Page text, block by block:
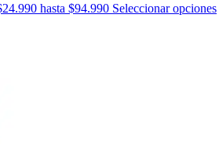
hasta $94.990 Seleccionar opciones